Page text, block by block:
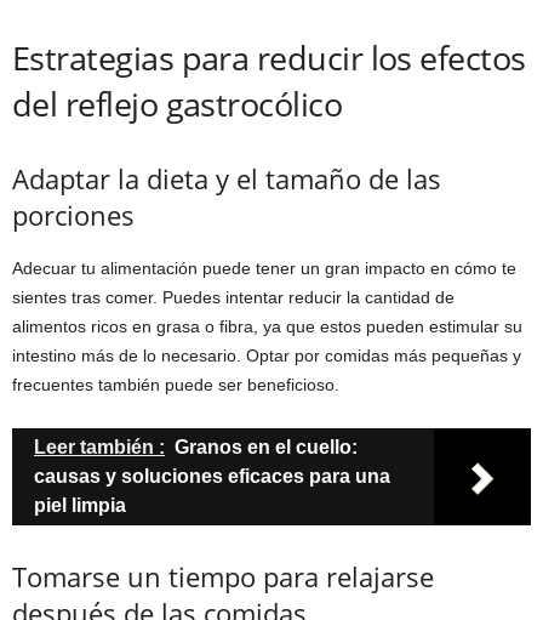
Estrategias para reducir los efectos
del reflejo gastrocólico
Adaptar la dieta y el tamaño de las
porciones
Adecuar tu alimentación puede tener un gran impacto en cómo te
sientes tras comer. Puedes intentar reducir la cantidad de
alimentos ricos en grasa o fibra, ya que estos pueden estimular su
intestino más de lo necesario. Optar por comidas más pequeñas y
frecuentes también puede ser beneficioso.
Leer también : Granos en el cuello:
causas y soluciones eficaces para una
piel limpia
Tomarse un tiempo para relajarse
después de las comidas